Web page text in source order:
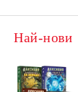
Най-нови